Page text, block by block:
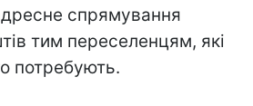
спрямування
тим переселенцям, які
потребують.